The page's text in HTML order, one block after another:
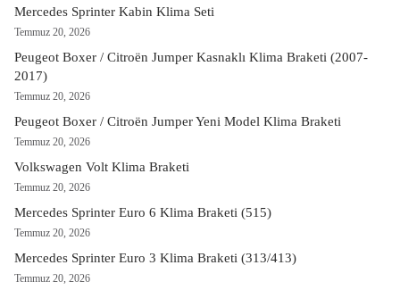
Mercedes Sprinter Kabin Klima Seti
Temmuz 20, 2026
Peugeot Boxer / Citroën Jumper Kasnaklı Klima Braketi (2007-
2017)
Temmuz 20, 2026
Peugeot Boxer / Citroën Jumper Yeni Model Klima Braketi
Temmuz 20, 2026
Volkswagen Volt Klima Braketi
Temmuz 20, 2026
Mercedes Sprinter Euro 6 Klima Braketi (515)
Temmuz 20, 2026
Mercedes Sprinter Euro 3 Klima Braketi (313/413)
Temmuz 20, 2026